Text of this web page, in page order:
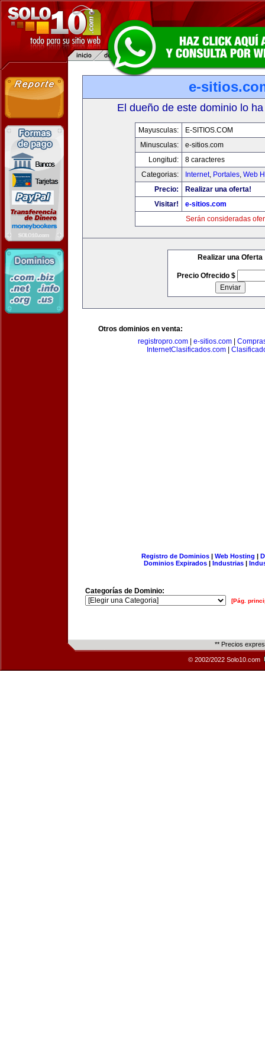
e-
El dueño de este dominio lo
Mayusculas:
E-SITIOS.COM
Minusculas:
e-sitios.com
Longitud:
8 caracteres
Categorias:
Internet, Portales, Web
Precio:
Realizar una oferta!
Visitar!
e-sitios.com
Serán consideradas
Realizar una Oferta
Precio Ofrecido $
Otros dominios en venta:
registropro.com
e-sitios.com
InternetClasificados.com|
Registro de Dominios| Web Hosting |
Dominios Expirados | Industrias |
Categorías de Dominio:
[Pág.
** Precios
© 2002/2022 Solo10.com